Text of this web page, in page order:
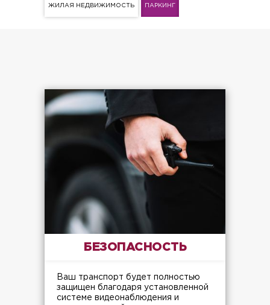
ЖИЛАЯ НЕДВИЖИМОСТЬ ПАРКИНГ
БЕЗОПАСНОСТЬ
Ваш транспорт будет полностью
защищен благодаря установленной
системе видеонаблюдения и